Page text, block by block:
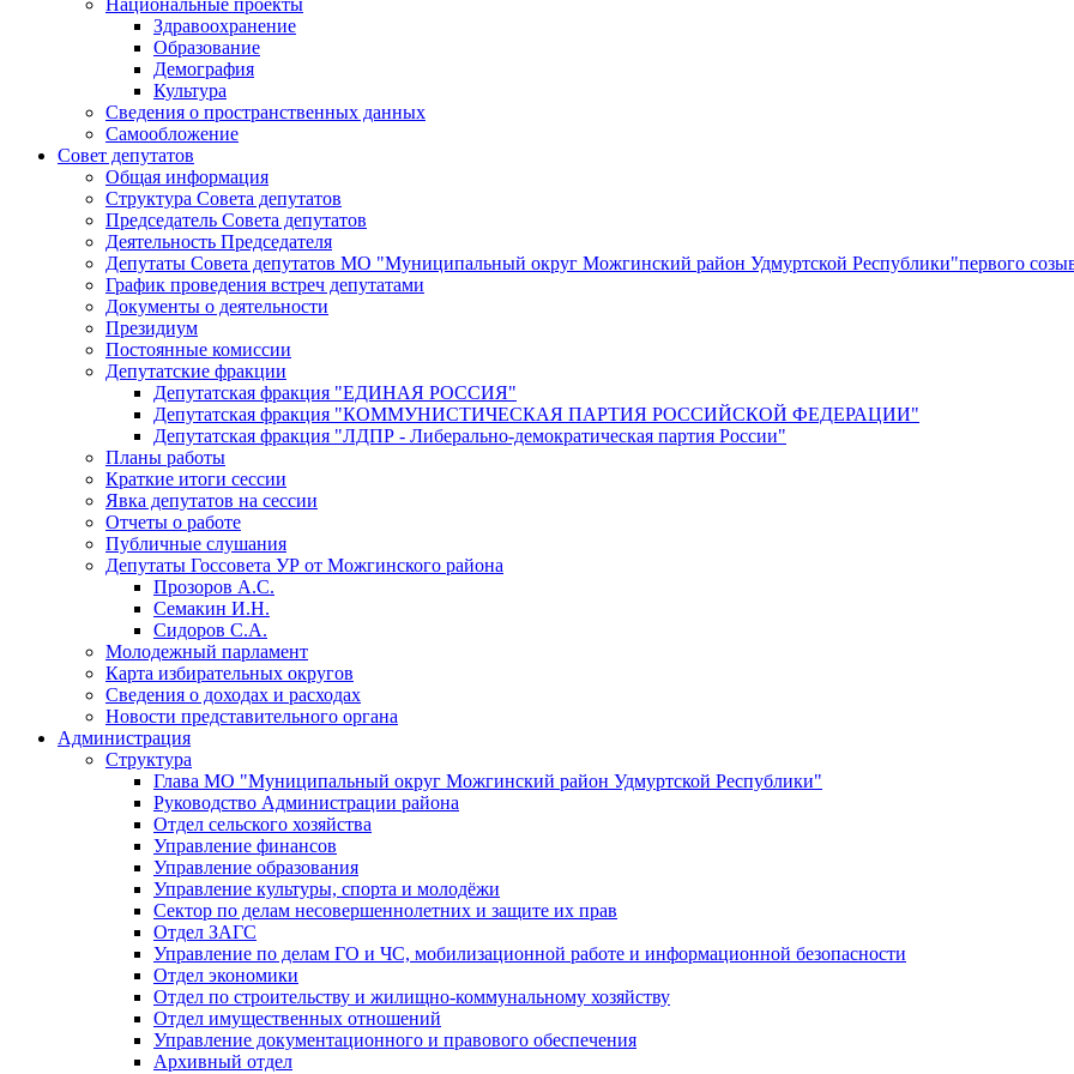
Здравоохранение
Образование
Демография
Культура
Сведения о пространственных данных
Самообложение
Совет депутатов
Общая информация
Структура Совета депутатов
Председатель Совета депутатов
Деятельность Председателя
Депутаты Совета депутатов МО "Муниципальный округ Можгинский район Удмуртской Республики"первого
График проведения встреч депутатами
Документы о деятельности
Президиум
Постоянные комиссии
Депутатские фракции
Депутатская фракция "ЕДИНАЯ РОССИЯ"
Депутатская фракция "КОММУНИСТИЧЕСКАЯ ПАРТИЯ РОССИЙСКОЙ ФЕДЕРАЦИИ"
Депутатская фракция "ЛДПР - Либерально-демократическая партия России"
Планы работы
Краткие итоги сессии
Явка депутатов на сессии
Отчеты о работе
Публичные слушания
Депутаты Госсовета УР от Можгинского района
Прозоров А.С.
Семакин И.Н.
Сидоров С.А.
Молодежный парламент
Карта избирательных округов
Сведения о доходах и расходах
Новости представительного органа
Администрация
Структура
Глава МО "Муниципальный округ Можгинский район Удмуртской Республики"
Руководство Администрации района
Отдел сельского хозяйства
Управление финансов
Управление образования
Управление культуры, спорта и молодёжи
Сектор по делам несовершеннолетних и защите их прав
Отдел ЗАГС
Управление по делам ГО и ЧС, мобилизационной работе и информационной безопасности
Отдел экономики
Отдел по строительству и жилищно-коммунальному хозяйству
Отдел имущественных отношений
Управление документационного и правового обеспечения
Архивный отдел